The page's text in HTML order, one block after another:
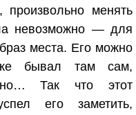
произвольно менять
невозможно — для
места. Его можно
бывал там сам,
Так что этот
его заметить,